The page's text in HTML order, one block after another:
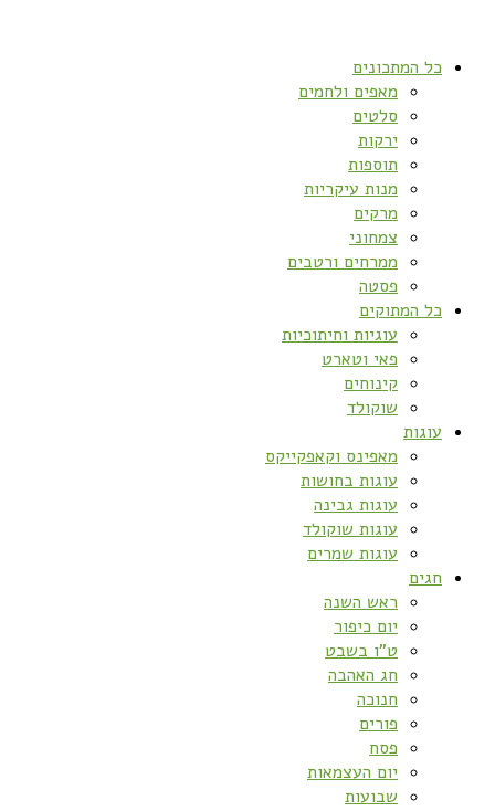
כל המתכונים
מאפים ולחמים
סלטים
ירקות
תוספות
מנות עיקריות
מרקים
צמחוני
ממרחים ורטבים
פסטה
כל המתוקים
עוגיות וחיתוכיות
פאי וטארט
קינוחים
שוקולד
עוגות
מאפינס וקאפקייקס
עוגות בחושות
עוגות גבינה
עוגות שוקולד
עוגות שמרים
חגים
ראש השנה
יום כיפור
ט”ו בשבט
חג האהבה
חנוכה
פורים
פסח
יום העצמאות
שבועות